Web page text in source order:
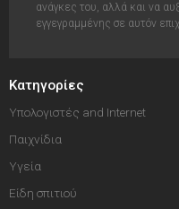
ανάγκες του, αλλά και να
εγγεγραμμένης σε αυτόν
Κατηγορίες
Υπολογιστές and Internet
Παιχνίδια
Υγεία
Είδη σπιτιού